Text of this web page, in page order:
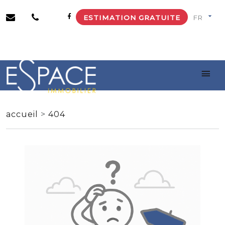
ESTIMATION GRATUITE
accueil > 404